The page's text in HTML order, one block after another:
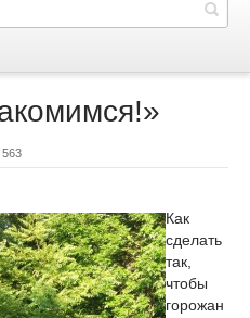
563
Как
сделать
так,
чтобы
горожан